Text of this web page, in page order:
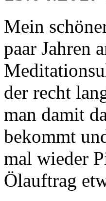
Mein
paar Jahren
der recht
man damit
bekommt
mal wieder
Ölauftrag